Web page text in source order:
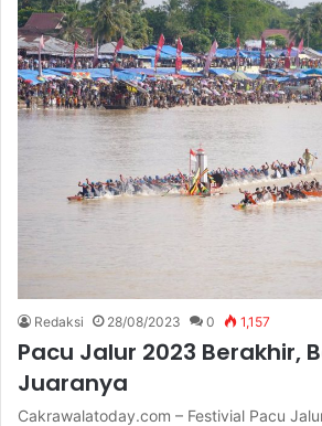
Redaksi 28/08/2023 0 1,157
Pacu Jalur 2023 Berakhir,
Juaranya
Cakrawalatoday.com – Festivial Pacu